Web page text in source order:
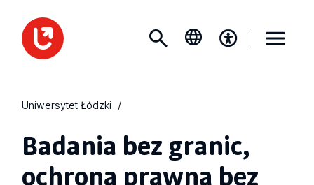
Uniwersytet Łódzki
Badania bez granic,
ochrona prawna bez